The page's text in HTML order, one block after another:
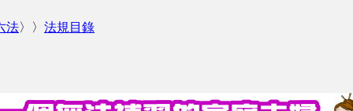
法〉〉 法規目錄